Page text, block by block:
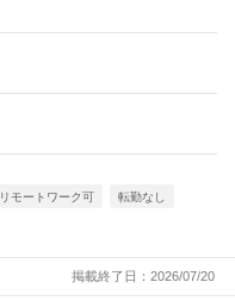
リモートワーク可 転勤なし
掲載終了日：2026/07/20